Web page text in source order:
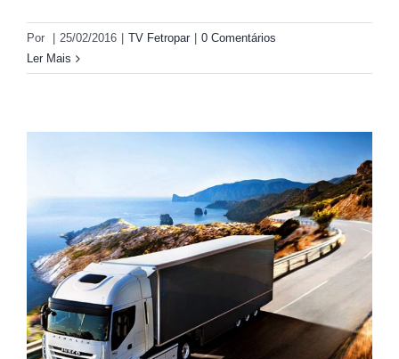
Por 25/02/2016 TV Fetropar
0 Comentários
Ler Mais